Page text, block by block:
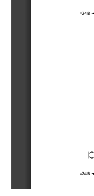
=24В
=24В